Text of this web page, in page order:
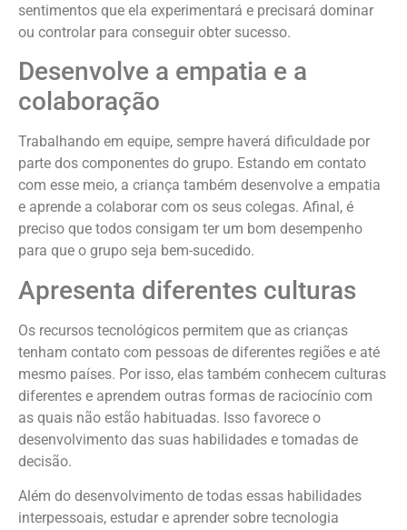
sentimentos que ela experimentará e precisará dominar
ou controlar para conseguir obter sucesso.
Desenvolve a empatia e a
colaboração
Trabalhando em equipe, sempre haverá dificuldade por
parte dos componentes do grupo. Estando em contato
com esse meio, a criança também desenvolve a empatia
e aprende a colaborar com os seus colegas. Afinal, é
preciso que todos consigam ter um bom desempenho
para que o grupo seja bem-sucedido.
Apresenta diferentes culturas
Os recursos tecnológicos permitem que as crianças
tenham contato com pessoas de diferentes regiões e até
mesmo países. Por isso, elas também conhecem culturas
diferentes e aprendem outras formas de raciocínio com
as quais não estão habituadas. Isso favorece o
desenvolvimento das suas habilidades e tomadas de
decisão.
Além do desenvolvimento de todas essas habilidades
interpessoais, estudar e aprender sobre tecnologia